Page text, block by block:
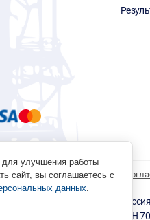
персональных данных
парк «Мастер Плюс»
ИП Брусницын Д.Н. ИНН
улучшения работы
сайт, вы соглашаетесь с
данных.